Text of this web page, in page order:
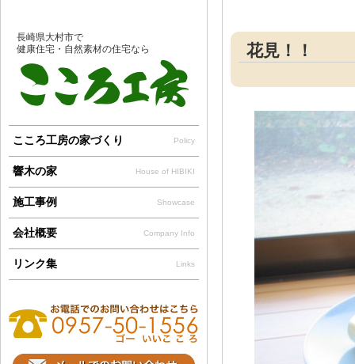
花見！！
長崎県大村市で
健康住宅・自然素材の住宅なら
こころ工房の家づくり Policy
響木の家 House of HIBIKI
施工事例 Showcase
会社概要 Company Info
リンク集 Links